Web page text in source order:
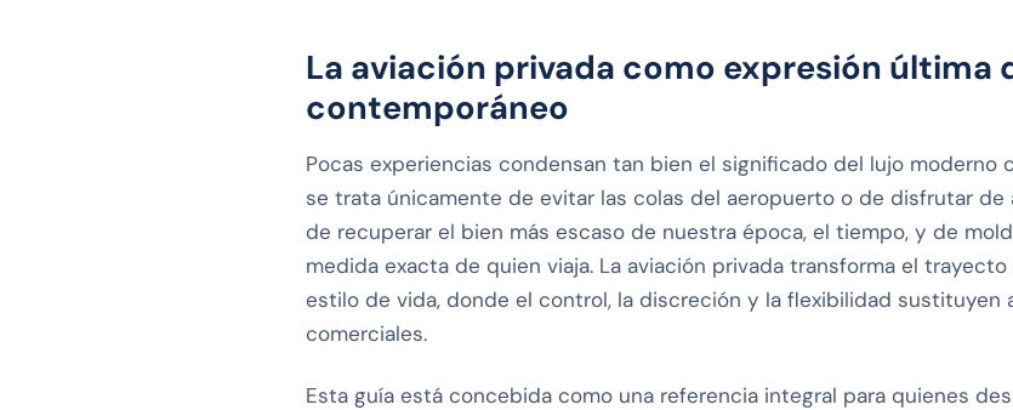
La aviación privada como expresión última
contemporáneo
Pocas experiencias condensan tan bien el significado del lujo moderno
se trata únicamente de evitar las colas del aeropuerto o de disfrutar de
de recuperar el bien más escaso de nuestra época, el tiempo, y de
medida exacta de quien viaja. La aviación privada transforma el
estilo de vida, donde el control, la discreción y la flexibilidad sustituyen
comerciales.
Esta guía está concebida como una referencia integral para quienes